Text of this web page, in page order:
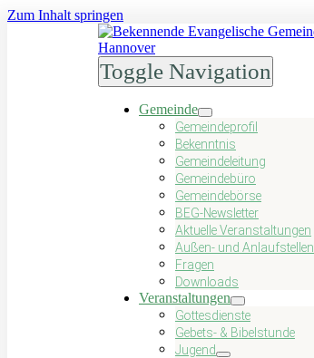
Zum Inhalt springen
Toggle Navigation
Gemeinde
Gemeindeprofil
Bekenntnis
Gemein­de­lei­tung
Gemeindebüro
Gemeindebörse
BEG-Newsletter
Aktuelle Veranstaltungen
Außen- und Anlaufstellen
Fragen
Downloads
Veranstaltungen
Gottesdienste
Gebets- & Bibelstunde
Jugend